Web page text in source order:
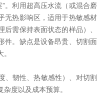
。利用超高压水流（或混合磨
无热影响区，适用于热敏感材
需保持表面状态的样品）、
件。缺点是设备昂贵、切割面
、韧性、热敏感性）、对切割
度以及成本预算。